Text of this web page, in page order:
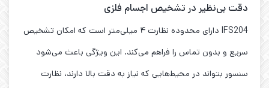
دقت بی‌نظیر در تشخیص اجسام فلزی
IFS204 دارای محدوده نظارت ۴ میلی‌متر است که امکان تشخیص
سریع و بدون تماس را فراهم می‌کند. این ویژگی باعث می‌شود
سنسور بتواند در محیط‌هایی که نیاز به دقت بالا دارند، نظارت